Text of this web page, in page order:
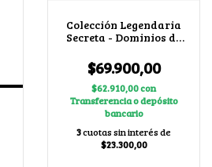
Colección Legendaria
Secreta - Dominios de
$69.900,00
$62.910,00con
Transferencia o depósito
bancario
3cuotas sin interés de
$23.300,00